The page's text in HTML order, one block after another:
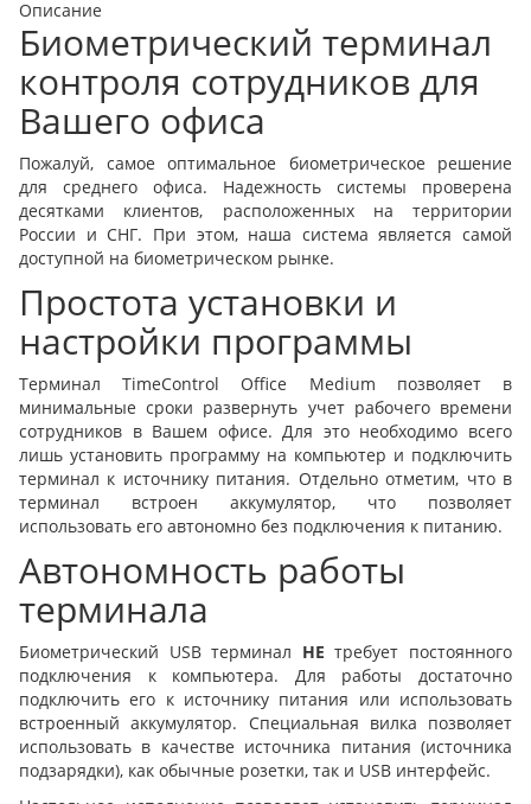
Описание
Биометрический терминал
контроля сотрудников для
Вашего офиса
Пожалуй, самое оптимальное биометрическое решение
для среднего офиса. Надежность системы проверена
десятками клиентов, расположенных на территории
России и СНГ. При этом, наша система является самой
доступной на биометрическом рынке.
Простота установки и
настройки программы
Терминал TimeControl Office Medium позволяет в
минимальные сроки развернуть учет рабочего времени
сотрудников в Вашем офисе. Для это необходимо всего
лишь установить программу на компьютер и подключить
терминал к источнику питания. Отдельно отметим, что в
терминал встроен аккумулятор, что позволяет
использовать его автономно без подключения к питанию.
Автономность работы
терминала
Биометрический USB терминал НЕ требует постоянного
подключения к компьютера. Для работы достаточно
подключить его к источнику питания или использовать
встроенный аккумулятор. Специальная вилка позволяет
использовать в качестве источника питания (источника
подзарядки), как обычные розетки, так и USB интерфейс.